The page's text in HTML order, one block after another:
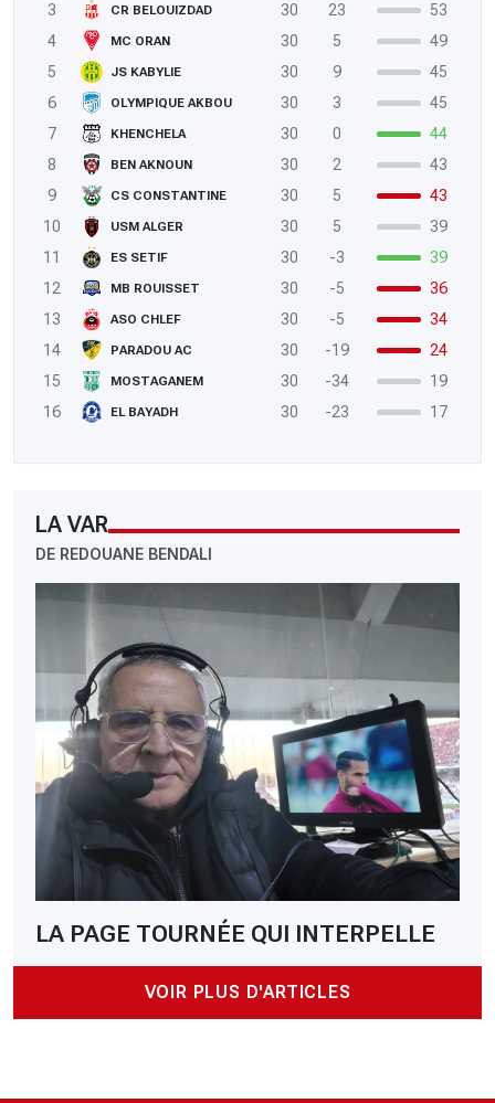
3
CR BELOUIZDAD 30 23
53
4
MC ORAN 30 5
49
5
JS KABYLIE 30 9
45
6
OLYMPIQUE AKBOU 30 3
45
7
KHENCHELA 30 0
44
8
BEN AKNOUN 30 2
43
9
CS CONSTANTINE 30 5
43
10
USM ALGER 30 5
39
11
ES SETIF 30 -3
39
12
MB ROUISSET 30 -5
36
13
ASO CHLEF 30 -5
34
14
PARADOU AC 30 -19
24
15
MOSTAGANEM 30 -34
19
16
EL BAYADH 30 -23 17
LA VAR
DE REDOUANE BENDALI
LA PAGE TOURNÉE QUI INTERPELLE
VOIR PLUS D'ARTICLES